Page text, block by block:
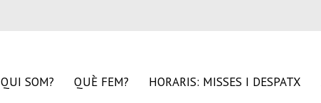
QUI SOM? QUÈ FEM? HORARIS: MISSES I DESPATX